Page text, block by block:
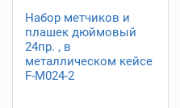
Набор метчиков и
плашек дюймовый
24пр. , в
металлическом кейсе
F-M024-2